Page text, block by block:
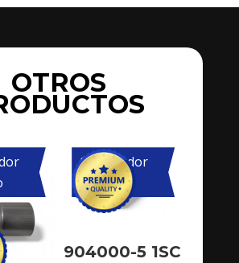
OTROS
Catalizador
Primario
904000-5 1SC